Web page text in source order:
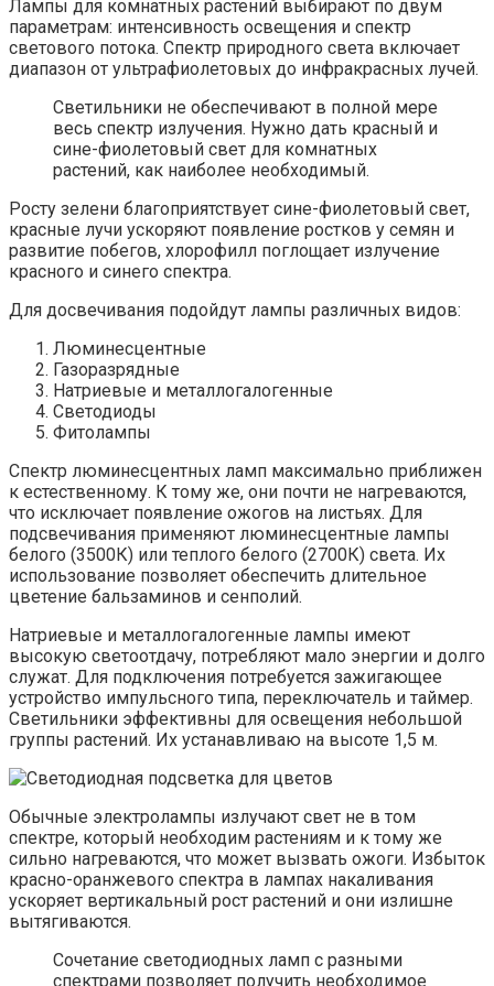
Лампы для комнатных растений выбирают по двум
параметрам: интенсивность освещения и спектр
светового потока. Спектр природного света включает
диапазон от ультрафиолетовых до инфракрасных лучей.
Светильники не обеспечивают в полной мере
весь спектр излучения. Нужно дать красный и
сине-фиолетовый свет для комнатных
растений, как наиболее необходимый.
Росту зелени благоприятствует сине-фиолетовый свет,
красные лучи ускоряют появление ростков у семян и
развитие побегов, хлорофилл поглощает излучение
красного и синего спектра.
Для досвечивания подойдут лампы различных видов:
Люминесцентные
Газоразрядные
Натриевые и металлогалогенные
Светодиоды
Фитолампы
Спектр люминесцентных ламп максимально приближен
к естественному. К тому же, они почти не нагреваются,
что исключает появление ожогов на листьях. Для
подсвечивания применяют люминесцентные лампы
белого (3500К) или теплого белого (2700К) света. Их
использование позволяет обеспечить длительное
цветение бальзаминов и сенполий.
Натриевые и металлогалогенные лампы имеют
высокую светоотдачу, потребляют мало энергии и долго
служат. Для подключения потребуется зажигающее
устройство импульсного типа, переключатель и таймер.
Светильники эффективны для освещения небольшой
группы растений. Их устанавливаю на высоте 1,5 м.
Обычные электролампы излучают свет не в том
спектре, который необходим растениям и к тому же
сильно нагреваются, что может вызвать ожоги. Избыток
красно-оранжевого спектра в лампах накаливания
ускоряет вертикальный рост растений и они излишне
вытягиваются.
Сочетание светодиодных ламп с разными
спектрами позволяет получить необходимое